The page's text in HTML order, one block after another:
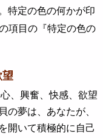
特定の色の何かが印
項目の『特定の色の
望
、興奮、快感、欲望
の夢は、あなたが、
開いて積極的に自己